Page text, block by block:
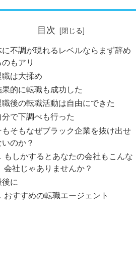
目次
に不調が現れるレベルならまず辞め
のもアリ
は大揉め
果的に転職も成功した
職後の転職活動は自由にできた
分で下調べも行った
もそもなぜブラック企業を抜け出せ
のか？
もしかするとあなたの会社もこんな
会社じゃありませんか？
に
おすすめの転職エージェント